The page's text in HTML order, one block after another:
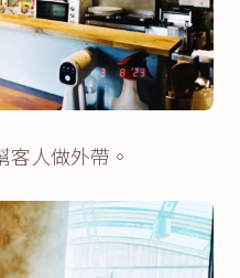
人做外帶。